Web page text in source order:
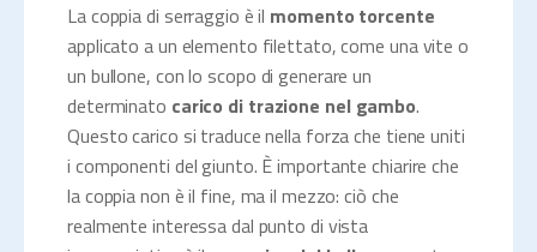
La coppia di serraggio è il momento torcente
applicato a un elemento filettato, come una vite o
un bullone, con lo scopo di generare un
determinato carico di trazione nel gambo.
Questo carico si traduce nella forza che tiene uniti
i componenti del giunto. È importante chiarire che
la coppia non è il fine, ma il mezzo: ciò che
realmente interessa dal punto di vista